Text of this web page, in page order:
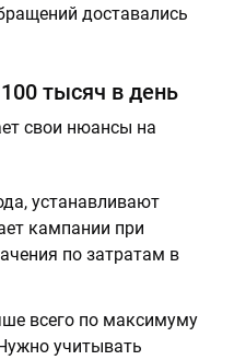
доставались
тысяч в день
свои нюансы на
устанавливают
кампании при
по затратам в
всего по максимуму
учитывать